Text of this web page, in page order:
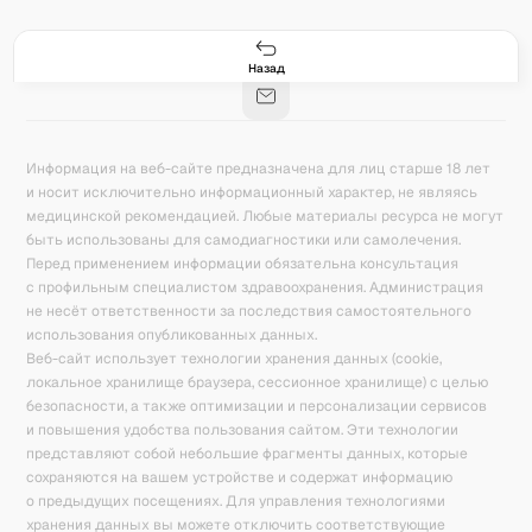
Назад
171
Калькулятор калорий
Информация на веб-сайте предназначена для лиц старше 18 лет
и носит исключительно информационный характер, не являясь
медицинской рекомендацией. Любые материалы ресурса не могут
быть использованы для самодиагностики или самолечения.
Перед применением информации обязательна консультация
с профильным специалистом здравоохранения. Администрация
не несёт ответственности за последствия самостоятельного
использования опубликованных данных.
Веб-сайт использует технологии хранения данных (cookie,
локальное хранилище браузера, сессионное хранилище) с целью
безопасности, а также оптимизации и персонализации сервисов
и повышения удобства пользования сайтом. Эти технологии
представляют собой небольшие фрагменты данных, которые
сохраняются на вашем устройстве и содержат информацию
о предыдущих посещениях. Для управления технологиями
хранения данных вы можете отключить соответствующие